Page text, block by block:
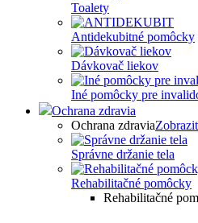
Toalety
Antidekubitné pomôcky
Dávkovač liekov
Iné pomôcky pre
Ochrana zdravia
Ochrana zdravia
Správne držanie tela
Rehabilitačné pomôcky
Rehabilitačné